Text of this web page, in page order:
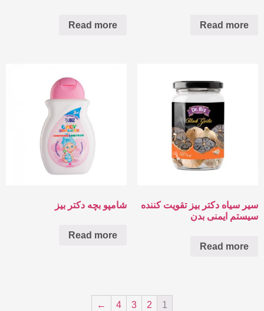
Read more
Read more
سیر سیاه دکتر بیز تقویت کننده
سیستم ایمنی بدن
Read more
شامپو بچه دکتر بیز
Read more
1
2
3
4
←